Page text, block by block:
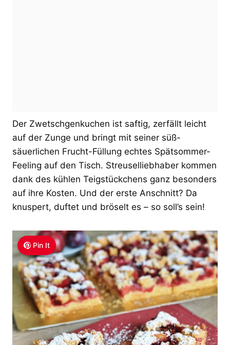
Der Zwetschgenkuchen ist saftig, zerfällt leicht
auf der Zunge und bringt mit seiner süß-
säuerlichen Frucht-Füllung echtes Spätsommer-
Feeling auf den Tisch. Streuselliebhaber kommen
dank des kühlen Teigstückchens ganz besonders
auf ihre Kosten. Und der erste Anschnitt? Da
knuspert, duftet und bröselt es – so soll’s sein!
Pin It